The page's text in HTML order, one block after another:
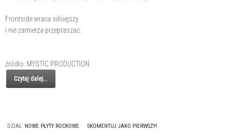
Frontside wraca silniejszy.
I nie zamierza przepraszać.
źródło: MYSTIC PRODUCTION
Czytaj dalej...
DZIAŁ: NOWE PŁYTY ROCKOWE
SKOMENTUJ JAKO PIERWSZY!